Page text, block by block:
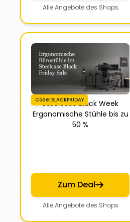
Alle Angebote des Shops
Code: BLACKFRIDAY
Steelcase Black Week
Ergonomische Stühle bis zu
50 %
Zum Deal
Alle Angebote des Shops